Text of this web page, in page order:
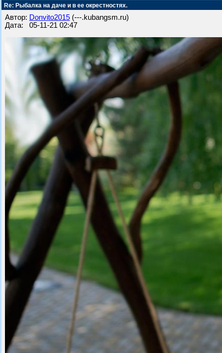
Re: Рыбалка на даче и в ее окрестностях.
Автор: Donvito2015 (---.kubangsm.ru)
Дата: 05-11-21 02:47